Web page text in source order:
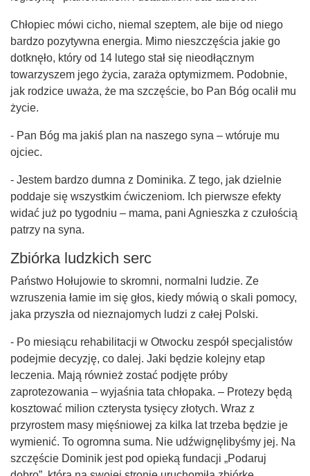
Chłopiec mówi cicho, niemal szeptem, ale bije od niego
bardzo pozytywna energia. Mimo nieszczęścia jakie go
dotknęło, który od 14 lutego stał się nieodłącznym
towarzyszem jego życia, zaraża optymizmem. Podobnie,
jak rodzice uważa, że ma szczęście, bo Pan Bóg ocalił mu
życie.
- Pan Bóg ma jakiś plan na naszego syna – wtóruje mu
ojciec.
- Jestem bardzo dumna z Dominika. Z tego, jak dzielnie
poddaje się wszystkim ćwiczeniom. Ich pierwsze efekty
widać już po tygodniu – mama, pani Agnieszka z czułością
patrzy na syna.
Zbiórka ludzkich serc
Państwo Hołujowie to skromni, normalni ludzie. Ze
wzruszenia łamie im się głos, kiedy mówią o skali pomocy,
jaka przyszła od nieznajomych ludzi z całej Polski.
- Po miesiącu rehabilitacji w Otwocku zespół specjalistów
podejmie decyzję, co dalej. Jaki będzie kolejny etap
leczenia. Mają również zostać podjęte próby
zaprotezowania – wyjaśnia tata chłopaka. – Protezy będą
kosztować milion czterysta tysięcy złotych. Wraz z
przyrostem masy mięśniowej za kilka lat trzeba będzie je
wymienić. To ogromna suma. Nie udźwignęlibyśmy jej. Na
szczęście Dominik jest pod opieką fundacji „Podaruj